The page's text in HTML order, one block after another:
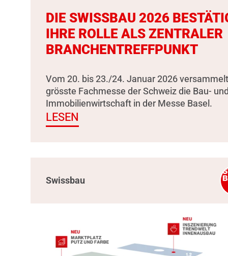
DIE SWISSBAU 2026
IHRE ROLLE ALS ZENTRALER
BRANCHENTREFFPUNKT
Vom 20. bis 23./24. Januar 2026
grösste Fachmesse der Schweiz die Bau-
Immobilienwirtschaft in der Messe Basel.
LESEN
Swissbau